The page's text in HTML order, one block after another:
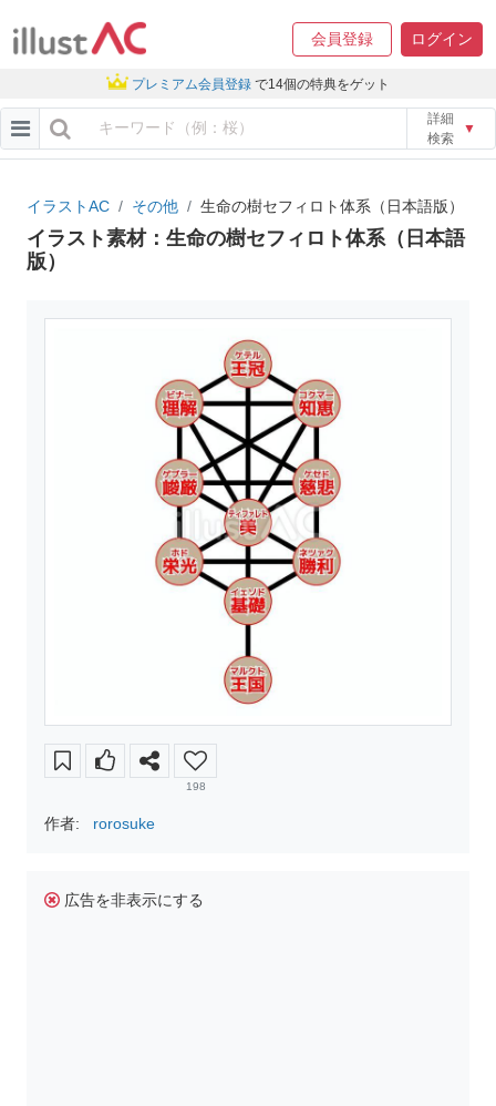
会員登録 ログイン
プレミアム会員登録 で14個の特典をゲット
詳細
検索
▼
イラストAC その他 生命の樹セフィロト体系（日本語版）
イラスト素材：生命の樹セフィロト体系（日本語
版）
198
作者: rorosuke
広告を非表示にする